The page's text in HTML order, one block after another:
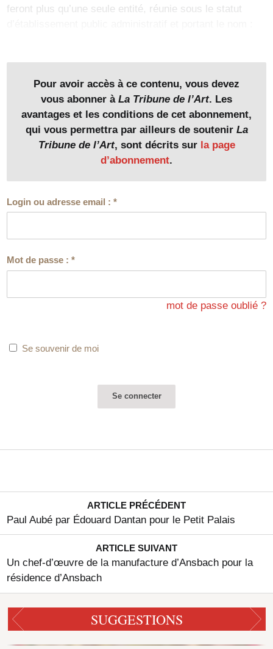
feront plus qu’une seule entité, réunie sous le statut
Pour avoir accès à ce contenu, vous devez
vous abonner à La Tribune de l’Art. Les
avantages et les conditions de cet abonnement,
qui vous permettra par ailleurs de soutenir La
Tribune de l’Art, sont décrits sur la page
d’abonnement.
Login ou adresse email :*
Mot de passe :*
mot de passe oublié ?
Se souvenir de moi
ARTICLE PRÉCÉDENT
Paul Aubé par Édouard Dantan pour le Petit Palais
ARTICLE SUIVANT
Un chef-d’œuvre de la manufacture d’Ansbach pour la
résidence d’Ansbach
SUGGESTIONS